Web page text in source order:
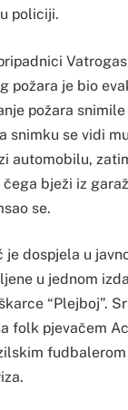
policiji.
požara je bio
požara
snimku se vidi
automobilu,
bježi iz
se.
je dospjela u
u jednom
“Plejboj”.
folk pjevačem